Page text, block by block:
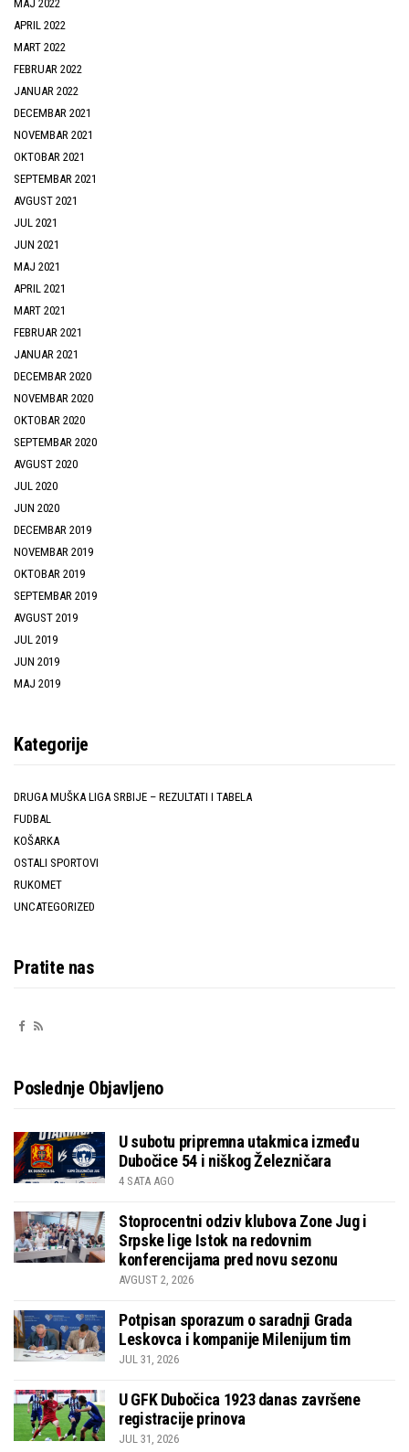
MAJ 2022
APRIL 2022
MART 2022
FEBRUAR 2022
JANUAR 2022
DECEMBAR 2021
NOVEMBAR 2021
OKTOBAR 2021
SEPTEMBAR 2021
AVGUST 2021
JUL 2021
JUN 2021
MAJ 2021
APRIL 2021
MART 2021
FEBRUAR 2021
JANUAR 2021
DECEMBAR 2020
NOVEMBAR 2020
OKTOBAR 2020
SEPTEMBAR 2020
AVGUST 2020
JUL 2020
JUN 2020
DECEMBAR 2019
NOVEMBAR 2019
OKTOBAR 2019
SEPTEMBAR 2019
AVGUST 2019
JUL 2019
JUN 2019
MAJ 2019
Kategorije
DRUGA MUŠKA LIGA SRBIJE – REZULTATI I TABELA
FUDBAL
KOŠARKA
OSTALI SPORTOVI
RUKOMET
UNCATEGORIZED
Pratite nas
Poslednje Objavljeno
U subotu pripremna utakmica između
Dubočice 54 i niškog Železničara
4 SATA AGO
Stoprocentni odziv klubova Zone Jug i
Srpske lige Istok na redovnim
konferencijama pred novu sezonu
AVGUST 2, 2026
Potpisan sporazum o saradnji Grada
Leskovca i kompanije Milenijum tim
JUL 31, 2026
U GFK Dubočica 1923 danas završene
registracije prinova
JUL 31, 2026